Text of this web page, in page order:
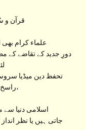
قرآن و
علماء کرام
دورِ جدید کے تقاضے کے
تحفظ دین میڈیا
راسخ العقیدہ علماء کرام کے بیانات، خطبات و تقاریر،
اسلامی دنیا سے
جاتی ہیں یا نظر